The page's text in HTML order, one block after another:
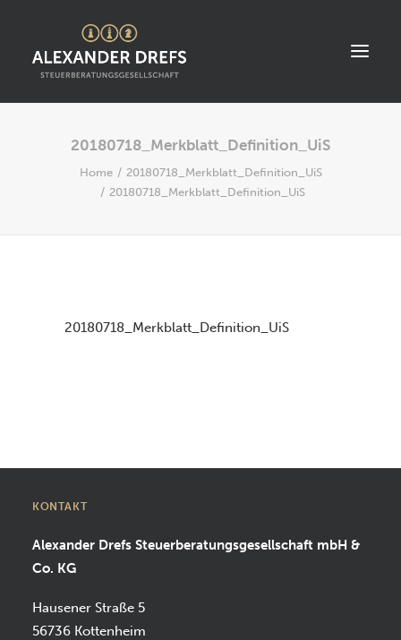
START20180718_Merkblatt_Definition_UiS
Home
20180718_Merkblatt_Definition_UiS
20180718_Merkblatt_Definition_UiS
20180718_Merkblatt_Definition_UiS
KONTAKT
Alexander Drefs Steuerberatungsgesellschaft mbH &
Co. KG
Hausener Straße 5
56736 Kottenheim